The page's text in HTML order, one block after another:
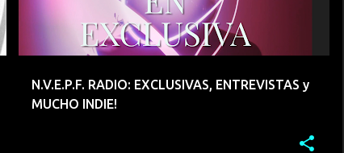
N.V.E.P.F. RADIO: EXCLUSIVAS, ENTREVISTAS y
MUCHO INDIE!